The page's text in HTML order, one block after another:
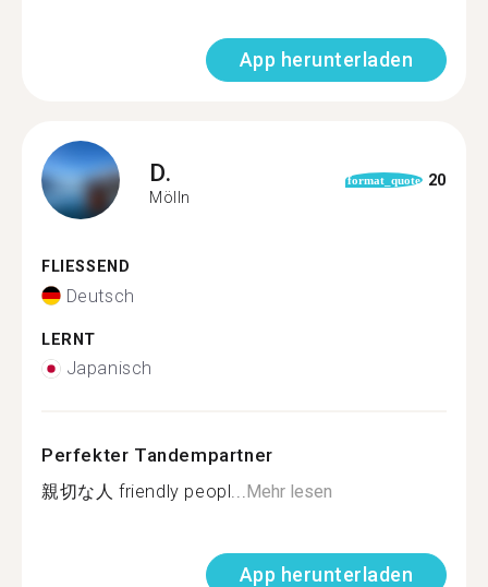
App herunterladen
D.
Mölln
format_quote 20
FLIESSEND
Deutsch
LERNT
Japanisch
Perfekter Tandempartner
親切な人 friendly peopl...Mehr lesen
App herunterladen